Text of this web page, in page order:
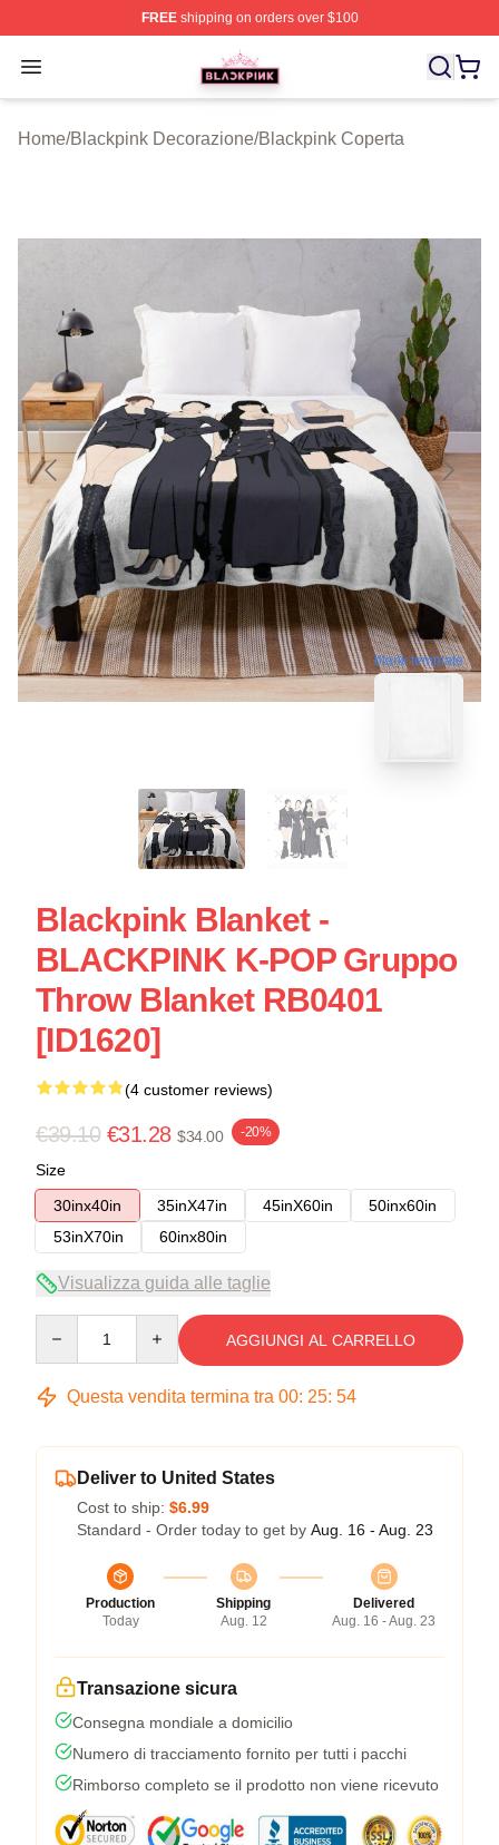
FREEshipping on orders over $100
Open menu
BLACKPINK Shop - Official BLACKPINK Merchandise
Home/Blackpink Decorazione/Blackpink Coperta
blank template
Blackpink Blanket -
BLACKPINK K-POP Gruppo
Throw Blanket RB0401
[ID1620]
(4 customer reviews)
€39.10 €31.28 $34.00 -20%
Size
30inx40in
35inX47in 45inX60in
50inx60in
53inX70in
60inx80in
Visualizza guida alle taglie
AGGIUNGI AL CARRELLO
Questa vendita termina tra 00: 25: 53
Deliver to United States
Cost to ship: $6.99
Standard - Order today to get by Aug. 16 - Aug. 23
Production
Today
Shipping
Aug. 12
Delivered
Aug. 16 - Aug. 23
Transazione sicura
Consegna mondiale a domicilio
Numero di tracciamento fornito per tutti i pacchi
Rimborso completo se il prodotto non viene ricevuto